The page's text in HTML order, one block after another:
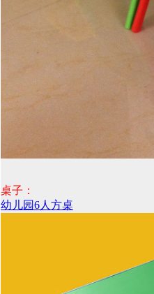
桌子：
幼儿园6人方桌